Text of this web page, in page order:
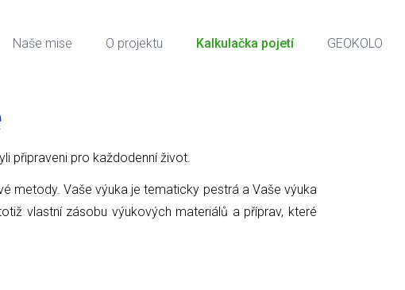
Naše mise O projektu Kalkulačka pojetí GEOKOLO
připraveni pro každodenní život.
metody. Vaše výuka je tematicky pestrá a Vaše výuka
vlastní zásobu výukových materiálů a příprav, které